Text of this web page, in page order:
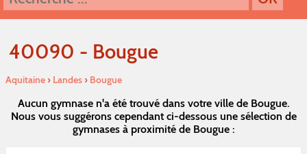
40090 - Bougue
Aquitaine› Landes› Bougue
Aucun gymnase n'a été trouvé dans votre ville de Bougue.
Nous vous suggérons cependant ci-dessous une sélection de
gymnases à proximité de Bougue :